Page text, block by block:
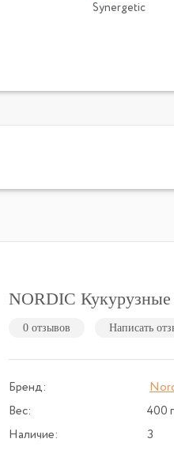
Synergetic
NORDIC
0 отзывов Написать
Бренд:
Вес:
400
Наличие:
3